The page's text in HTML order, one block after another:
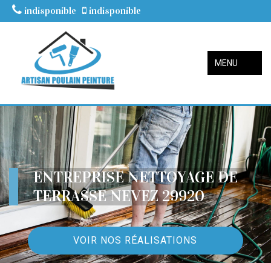
indisponible indisponible
MENU
ENTREPRISE NETTOYAGE DE
TERRASSE NEVEZ 29920
VOIR NOS RÉALISATIONS